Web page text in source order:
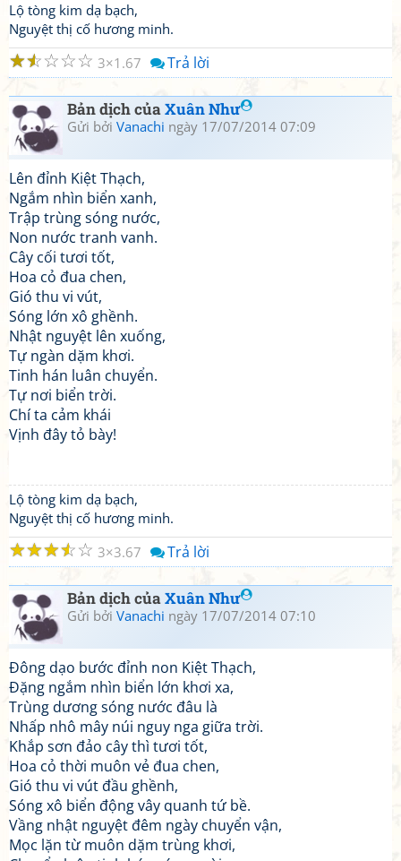
Lộ tòng kim dạ bạch,
Nguyệt thị cố hương minh.
☆
☆
☆
☆
☆ 3 1.67 Trả lời
Bản dịch củaXuân Như
Gửi bởi Vanachi ngày 17/07/2014 07:09
Lên đỉnh Kiệt Thạch,
Ngắm nhìn biển xanh,
Trập trùng sóng nước,
Non nước tranh vanh.
Cây cối tươi tốt,
Hoa cỏ đua chen,
Gió thu vi vút,
Sóng lớn xô ghềnh.
Nhật nguyệt lên xuống,
Tự ngàn dặm khơi.
Tinh hán luân chuyển.
Tự nơi biển trời.
Chí ta cảm khái
Vịnh đây tỏ bày!
Lộ tòng kim dạ bạch,
Nguyệt thị cố hương minh.
☆
☆
☆
☆
☆ 3 3.67 Trả lời
Bản dịch củaXuân Như
Gửi bởi Vanachi ngày 17/07/2014 07:10
Đông dạo bước đỉnh non Kiệt Thạch,
Đặng ngắm nhìn biển lớn khơi xa,
Trùng dương sóng nước đâu là
Nhấp nhô mây núi nguy nga giữa trời.
Khắp sơn đảo cây thì tươi tốt,
Hoa cỏ thời muôn vẻ đua chen,
Gió thu vi vút đầu ghềnh,
Sóng xô biển động vây quanh tứ bề.
Vầng nhật nguyệt đêm ngày chuyển vận,
Mọc lặn từ muôn dặm trùng khơi,